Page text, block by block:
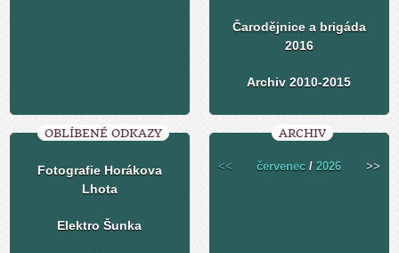
Čarodějnice a brigáda
2016
Archiv 2010-2015
OBLÍBENÉ ODKAZY
Fotografie Horákova
Lhota
Elektro Šunka
ARCHIV
<< červenec /2026 >>